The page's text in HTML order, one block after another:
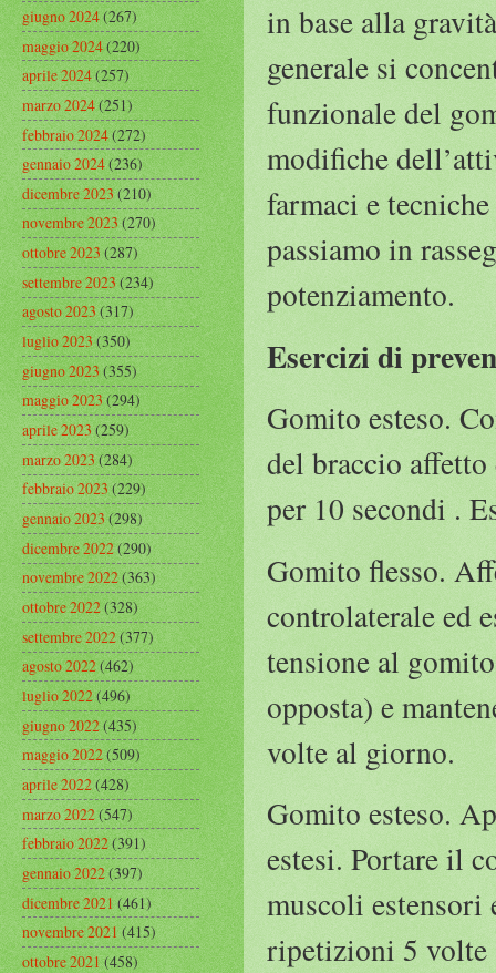
in base alla
generale si
funzionale del
modifiche
farmaci e
passiamo in
potenziamento.
Esercizi di
Gomito esteso.
del braccio affetto
per 10 secondi .
Gomito flesso.
controlaterale ed
tensione al
opposta) e
volte al giorno.
Gomito esteso.
estesi. Portare il
muscoli estensori
ripetizioni 5 volte
giugno 2024(267)
maggio 2024(220)
aprile 2024(257)
marzo 2024(251)
febbraio 2024(272)
gennaio 2024(236)
dicembre 2023(210)
novembre 2023(270)
ottobre 2023(287)
settembre 2023(234)
agosto 2023(317)
luglio 2023(350)
giugno 2023(355)
maggio 2023(294)
aprile 2023(259)
marzo 2023(284)
febbraio 2023(229)
gennaio 2023(298)
dicembre 2022(290)
novembre 2022(363)
ottobre 2022(328)
settembre 2022(377)
agosto 2022(462)
luglio 2022(496)
giugno 2022(435)
maggio 2022(509)
aprile 2022(428)
marzo 2022(547)
febbraio 2022(391)
gennaio 2022(397)
dicembre 2021(461)
novembre 2021(415)
ottobre 2021(458)